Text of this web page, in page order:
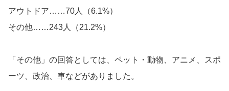
アウトドア……70人（6.1%）
その他……243人（21.2%）
「その他」の回答としては、ペット・動物、アニメ、スポ
ーツ、政治、車などがありました。